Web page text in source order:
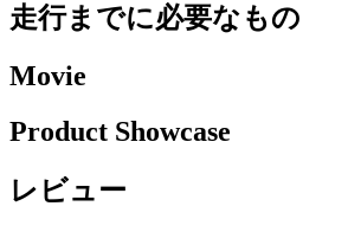
走行までに必要なもの
Movie
Product Showcase
レビュー